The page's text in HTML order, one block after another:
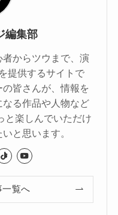
編集部
からツウまで、演
提供するサイトで
皆さんが、情報を
る作品や人物など
と楽しんでいただけ
と思います。
一覧へ